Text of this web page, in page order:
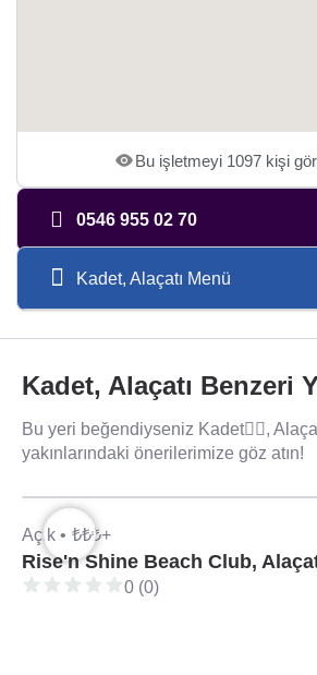
Bu işletmeyi 1097 kişi
0546 955 02 70
Kadet, Alaçatı Menü
Kadet, Alaçatı Benzeri
Bu yeri beğendiyseniz Kadet👯‍♀️,
yakınlarındaki önerilerimize göz atın!
Açık • ₺₺₺+
Rise'n Shine Beach Club,
0 (0)